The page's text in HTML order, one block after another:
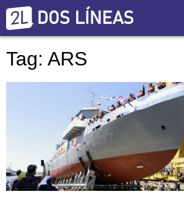
Tag: ARS